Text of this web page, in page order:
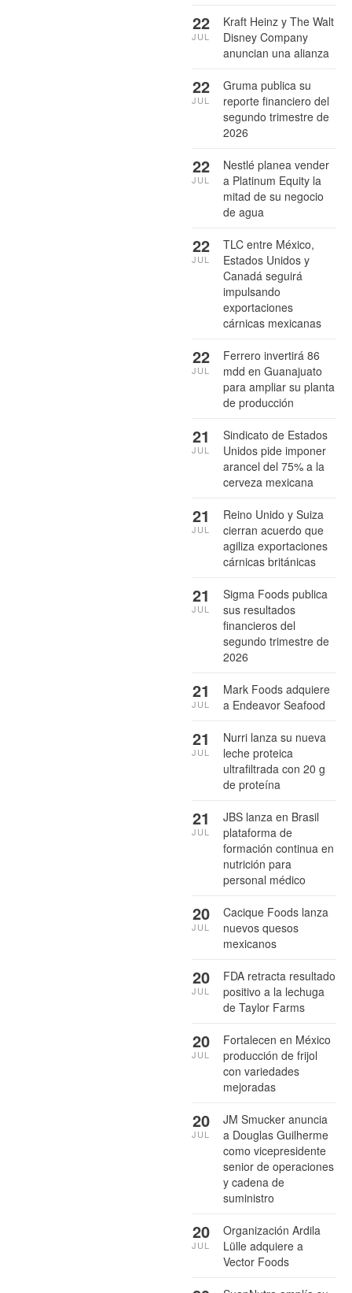
Kraft Heinz y The Walt
Disney Company
anuncian una alianza
22
JUL
Gruma publica su
reporte financiero del
segundo trimestre de
2026
22
JUL
Nestlé planea vender
a Platinum Equity la
mitad de su negocio
de agua
22
JUL
TLC entre México,
Estados Unidos y
Canadá seguirá
impulsando
exportaciones
cárnicas mexicanas
22
JUL
Ferrero invertirá 86
mdd en Guanajuato
para ampliar su planta
de producción
22
JUL
Sindicato de Estados
Unidos pide imponer
arancel del 75% a la
cerveza mexicana
21
JUL
Reino Unido y Suiza
cierran acuerdo que
agiliza exportaciones
cárnicas británicas
21
JUL
Sigma Foods publica
sus resultados
financieros del
segundo trimestre de
2026
21
JUL
Mark Foods adquiere
a Endeavor Seafood
21
JUL
Nurri lanza su nueva
leche proteica
ultrafiltrada con 20 g
de proteína
21
JUL
JBS lanza en Brasil
plataforma de
formación continua en
nutrición para
personal médico
21
JUL
Cacique Foods lanza
nuevos quesos
mexicanos
20
JUL
FDA retracta resultado
positivo a la lechuga
de Taylor Farms
20
JUL
Fortalecen en México
producción de frijol
con variedades
mejoradas
20
JUL
JM Smucker anuncia
a Douglas Guilherme
como vicepresidente
senior de operaciones
y cadena de
suministro
20
JUL
Organización Ardila
Lülle adquiere a
Vector Foods
20
JUL